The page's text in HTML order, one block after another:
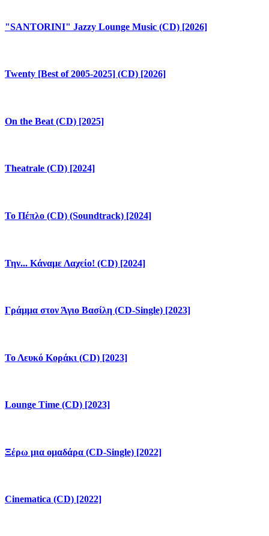
"SANTORINI" Jazzy Lounge Music (CD) [2026]
Twenty [Best of 2005-2025] (CD) [2026]
On the Beat (CD) [2025]
Theatrale (CD) [2024]
Το Πέπλο (CD) (Soundtrack) [2024]
Την... Κάναμε Λαχείο! (CD) [2024]
Γράμμα στον Άγιο Βασίλη (CD-Single) [2023]
Το Λευκό Κοράκι (CD) [2023]
Lounge Time (CD) [2023]
Ξέρω μια ομαδάρα (CD-Single) [2022]
Cinematica (CD) [2022]